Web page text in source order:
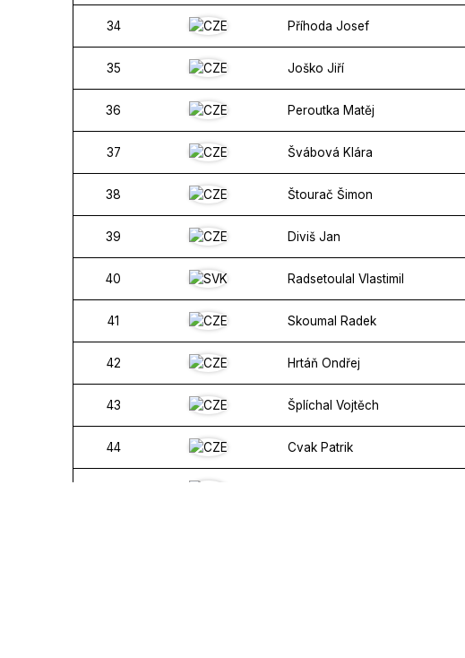
34 Příhoda Josef
35 Joško Jiří
36 Peroutka Matěj
37 Švábová Klára
38 Štourač Šimon
39 Diviš Jan
40 Radsetoulal Vlastimil
41 Skoumal Radek
42 Hrtáň Ondřej
43 Šplíchal Vojtěch
44 Cvak Patrik